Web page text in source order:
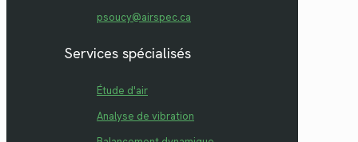
psoucy@airspec.ca
Services spécialisés
Étude d'air
Analyse de vibration